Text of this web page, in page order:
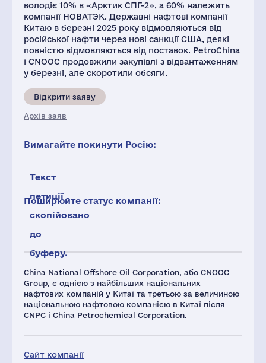
China National Offshore Oil Corporation, або CNOOC
Group, є однією з найбільших національних
нафтових компаній у Китаї та третьою за величиною
національною нафтовою компанією в Китаї після
CNPC і China Petrochemical Corporation.
Сайт компанії
володіє 10% в «Арктик СПГ-2», а 60% належить
компанії НОВАТЭК. Державні нафтові компанії
Китаю в березні 2025 року відмовляються від
російської нафти через нові санкції США, деякі
повністю відмовляються від поставок. PetroChina
і CNOOC продовжили закупівлі з відвантаженням
у березні, але скоротили обсяги.
Відкрити заяву
Архів заяв
Вимагайте покинути Росію:
Текст
петиції
скопійовано
до
буферу.
Поширюйте статус компанії: